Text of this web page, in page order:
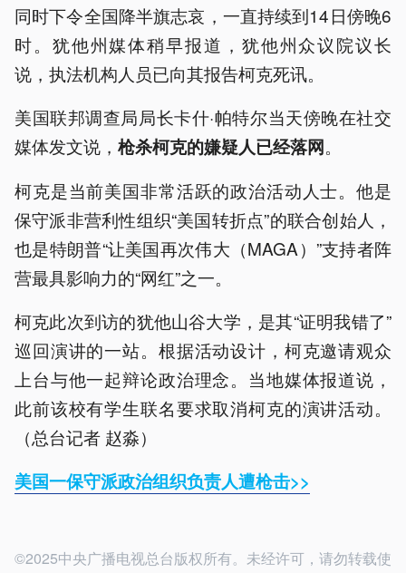
同时下令全国降半旗志哀，一直持续到14日傍晚6
时。犹他州媒体稍早报道，犹他州众议院议长
说，执法机构人员已向其报告柯克死讯。
美国联邦调查局局长卡什·帕特尔当天傍晚在社交
媒体发文说， 枪杀柯克的嫌疑人已经落网。
柯克是当前美国非常活跃的政治活动人士。他是
保守派非营利性组织“美国转折点”的联合创始人，
也是特朗普“让美国再次伟大（MAGA）”支持者阵
营最具影响力的“网红”之一。
柯克此次到访的犹他山谷大学，是其“证明我错了”
巡回演讲的一站。根据活动设计，柯克邀请观众
上台与他一起辩论政治理念。当地媒体报道说，
此前该校有学生联名要求取消柯克的演讲活动。
（总台记者 赵淼）
美国一保守派政治组织负责人遭枪击>>
©2025中央广播电视总台版权所有。未经许可，请勿转载使